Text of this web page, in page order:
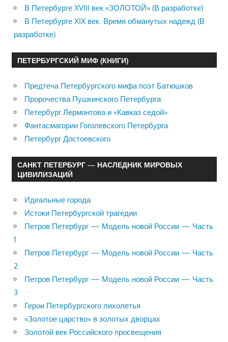
В Петербурге XVIII век «ЗОЛОТОЙ» (В разработке)
В Петербурге XIX век. Время обманутых надежд (В
разработке)
ПЕТЕРБУРГСКИЙ МИФ (КНИГИ)
Предтеча Петербургского мифа поэт Батюшков
Пророчества Пушкинского Петербурга
Петербург Лермонтова и «Кавказ седой»
Фантасмагории Гоголевского Петербурга
Петербург Достоевского
САНКТ ПЕТЕРБУРГ — НАСЛЕДНИК МИРОВЫХ
ЦИВИЛИЗАЦИЙ
Идеальные города
Истоки Петербургской трагедии
Петров Петербург — Модель новой России — Часть
1
Петров Петербург — Модель новой России — Часть
2
Петров Петербург — Модель новой России — Часть
3
Герои Петербургского лихолетья
«Золотое царство» в золотых дворцах
Золотой век Российского просвещения